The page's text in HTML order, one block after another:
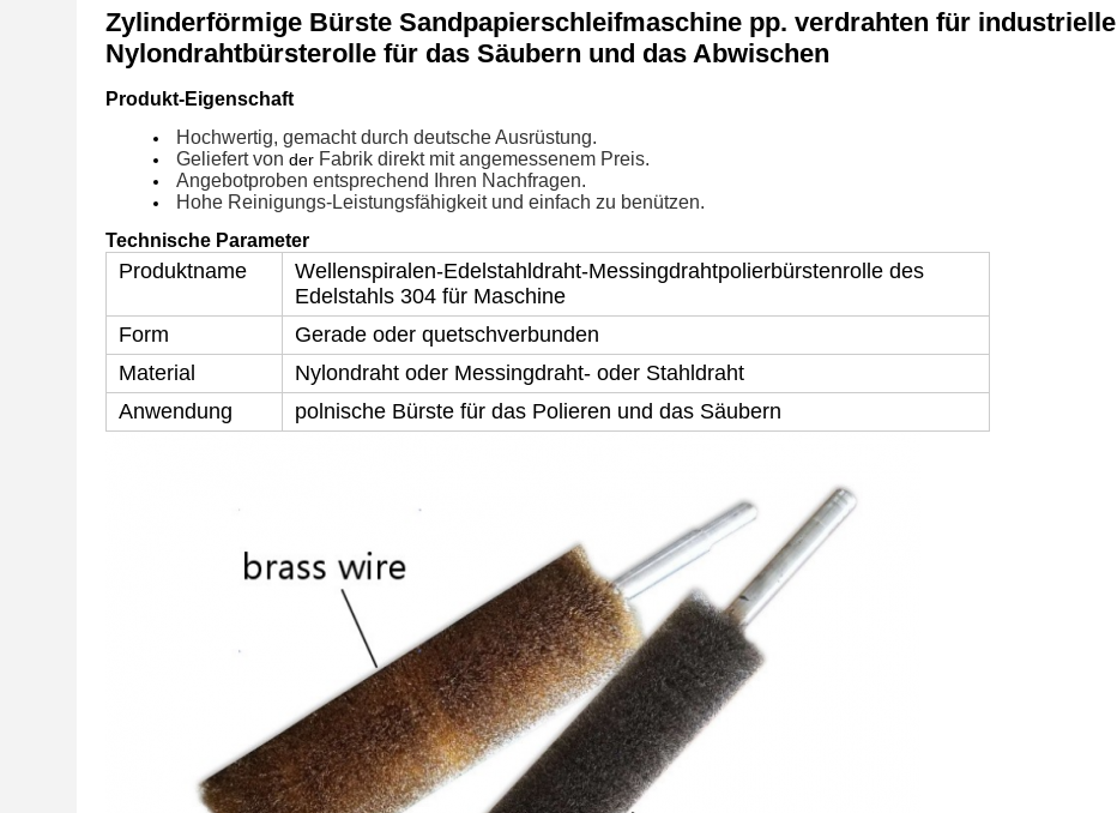
Zylinderförmige Bürste Sandpapierschleifmaschine pp. verdrahten für industrielle
Nylondrahtbürsterolle für das Säubern und das Abwischen
Produkt-Eigenschaft
Hochwertig, gemacht durch deutsche Ausrüstung.
Geliefert von der Fabrik direkt mit angemessenem Preis.
Angebotproben entsprechend Ihren Nachfragen.
Hohe Reinigungs-Leistungsfähigkeit und einfach zu benützen.
Technische Parameter
Produktname
Wellenspiralen-Edelstahldraht-Messingdrahtpolierbürstenrolle des
Edelstahls 304 für Maschine
Form
Gerade oder quetschverbunden
Material
Nylondraht oder Messingdraht- oder Stahldraht
Anwendung
polnische Bürste für das Polieren und das Säubern